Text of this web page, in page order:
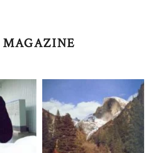
MAGAZINE